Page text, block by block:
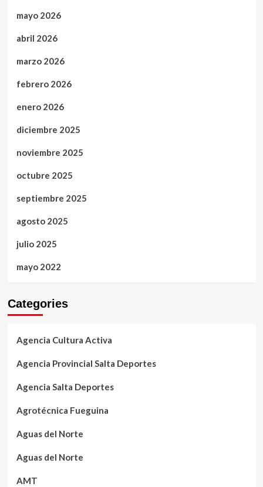
mayo 2026
abril 2026
marzo 2026
febrero 2026
enero 2026
diciembre 2025
noviembre 2025
octubre 2025
septiembre 2025
agosto 2025
julio 2025
mayo 2022
Categories
Agencia Cultura Activa
Agencia Provincial Salta Deportes
Agencia Salta Deportes
Agrotécnica Fueguina
Aguas del Norte
Aguas del Norte
AMT